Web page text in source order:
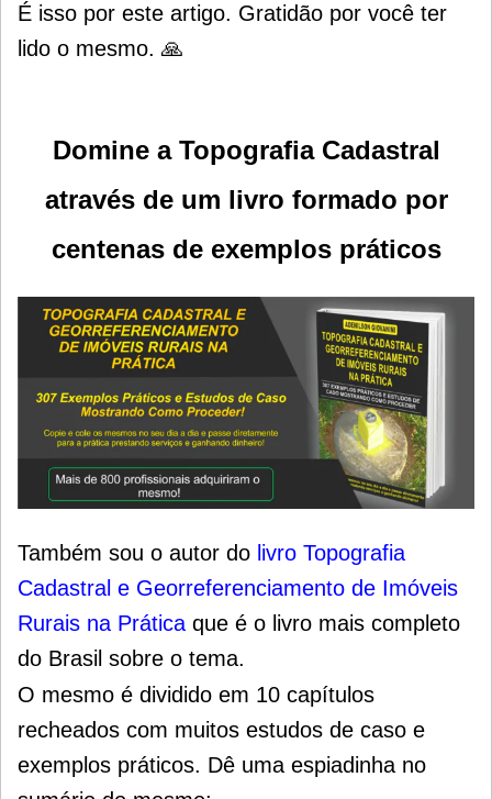
É isso por este artigo. Gratidão por você ter
lido o mesmo. 🙏
Domine a Topografia Cadastral
através de um livro formado por
centenas de exemplos práticos
Também sou o autor do livro Topografia
Cadastral e Georreferenciamento de Imóveis
Rurais na Prática que é o livro mais completo
do Brasil sobre o tema.
O mesmo é dividido em 10 capítulos
recheados com muitos estudos de caso e
exemplos práticos. Dê uma espiadinha no